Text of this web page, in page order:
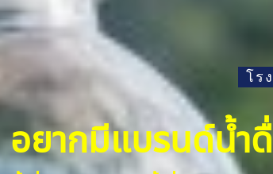
โร
อยากมีแบรนด์น้ำ